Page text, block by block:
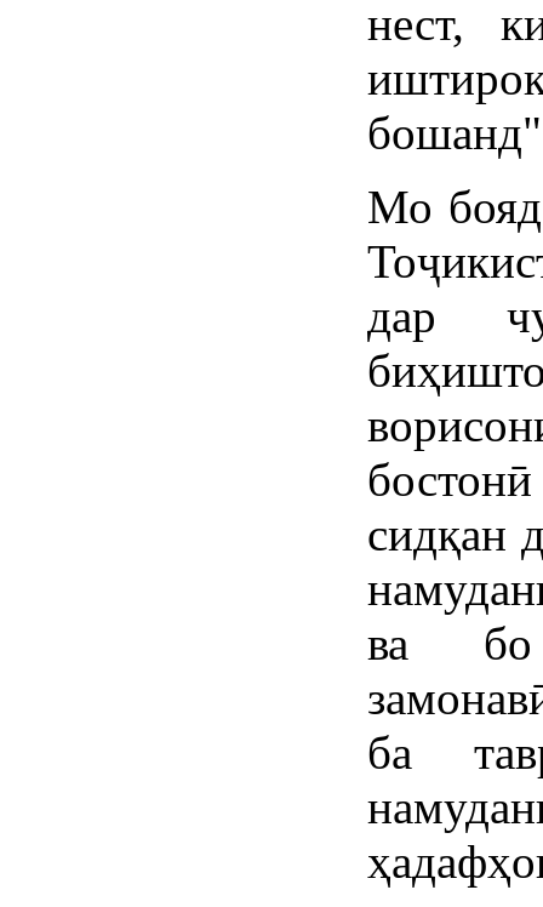
нест,
Мо
дар
сидқан
ва бо
ба